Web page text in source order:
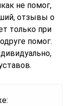
не помог,
отзывы о
только при
помог.